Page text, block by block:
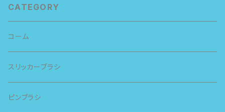
CATEGORY
コーム
スリッカーブラシ
ピンブラシ